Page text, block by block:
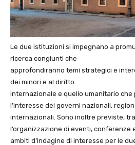
Le due istituzioni si impegnano a
ricerca congiunti che
approfondiranno temi strategici e
dei minori e al diritto
internazionale e quello umanitario
l’interesse dei governi nazionali,
internazionali. Sono inoltre previste,
l’organizzazione di eventi, conferenze
ambiti d’indagine di interesse per le